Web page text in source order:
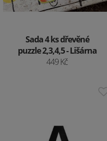
Sada 4 ks dřevěné
puzzle 2,3,4,5 - Lišárna
449 Kč